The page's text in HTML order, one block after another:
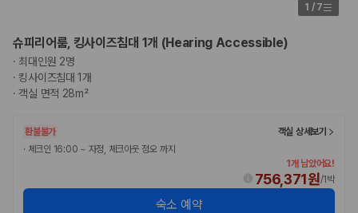
제주렌트카 최저가는 차량 기본요금만으로 판단하기 어렵습니다. 보험 포
함 여부, 면책금, 보상 한도, 옵션 비용, 취소 수수료를 함께 확인해야 실제
로 저렴한 차량을 고를 수 있습니다.
2. 보험 조건은 가격만큼 중요합니다
완전자차와 슈퍼자차는 업체별 보장 범위가 다를 수 있습니다. 카모아에서
는 제주 렌트카 가격과 함께 보험 조건을 비교해 여행 스타일에 맞는 보장
수준을 선택할 수 있습니다.
3. 제주공항 접근성과 셔틀 조건을 함께 확인하세요
1 / 7
슈피리어룸, 킹사이즈침대 1개 (Hearing Accessible)
· 최대인원 2명
·킹사이즈침대 1개
·객실 면적 28m²
환불불가
객실 상세보기
· 체크인 16:00 ~ 자정, 체크아웃 정오 까지
1개 남았어요!
756,371원/1박
숙소 예약